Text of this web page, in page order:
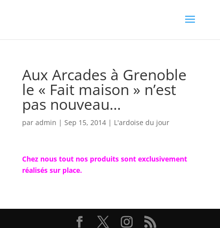
Aux Arcades à Grenoble
le « Fait maison » n’est
pas nouveau…
par admin | Sep 15, 2014| L'ardoise du jour
Chez nous tout nos produits sont exclusivement
réalisés sur place.